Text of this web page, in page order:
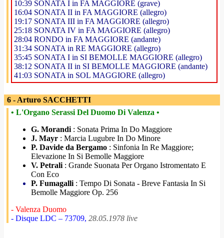
10:39 SONATA I in FA MAGGIORE (grave)
16:04 SONATA II in FA MAGGIORE (allegro)
19:17 SONATA III in FA MAGGIORE (allegro)
25:18 SONATA IV in FA MAGGIORE (allegro)
28:04 RONDO in FA MAGGIORE (andante)
31:34 SONATA in RE MAGGIORE (allegro)
35:45 SONATA I in SI BEMOLLE MAGGIORE (allegro)
38:12 SONATA II in SI BEMOLLE MAGGIORE (andante)
41:03 SONATA in SOL MAGGIORE (allegro)
6 - Arturo SACCHETTI
• L'Organo Serassi Del Duomo Di Valenza •
G. Morandi : Sonata Prima In Do Maggiore
J. Mayr : Marcia Lugubre In Do Minore
P. Davide da Bergamo : Sinfonia In Re Maggiore;
Elevazione In Si Bemolle Maggiore
V. Petrali : Grande Suonata Per Organo Istromentato E
Con Eco
P. Fumagalli : Tempo Di Sonata - Breve Fantasia In Si
Bemolle Maggiore Op. 256
- Valenza Duomo
- Disque LDC – 73709, 28.05.1978 live